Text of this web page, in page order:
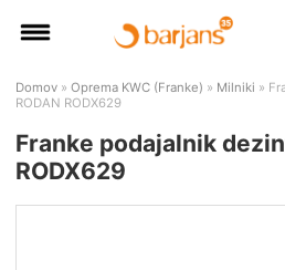
Domov » Oprema KWC (Franke) » Milniki »
RODAN RODX629
Franke podajalnik
RODX629